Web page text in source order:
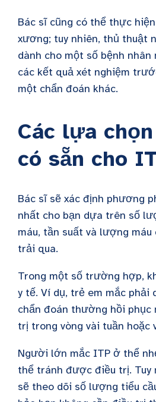
Bác sĩ cũng có thể thực
xương; tuy nhiên, thủ thuật
dành cho một số bệnh
các kết quả xét nghiệm
một chẩn đoán khác.
Các lựa
có sẵn cho
Bác sĩ sẽ xác định phương
nhất cho bạn dựa trên số
máu, tần suất và lượng máu
trải qua.
Trong một số trường hợp,
y tế. Ví dụ, trẻ em mắc
chẩn đoán thường hồi phục
trị trong vòng vài tuần hoặc
Người lớn mắc ITP ở thể
thể tránh được điều trị. Tuy
sẽ theo dõi số lượng tiểu